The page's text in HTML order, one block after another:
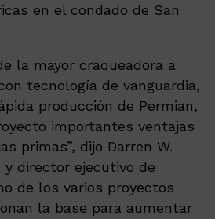
en el condado de San
la mayor craqueadora a
tecnología de vanguardia,
producción de Permian,
importantes ventajas
primas”, dijo Darren W.
y director ejecutivo de
de los varios proyectos
la base para aumentar